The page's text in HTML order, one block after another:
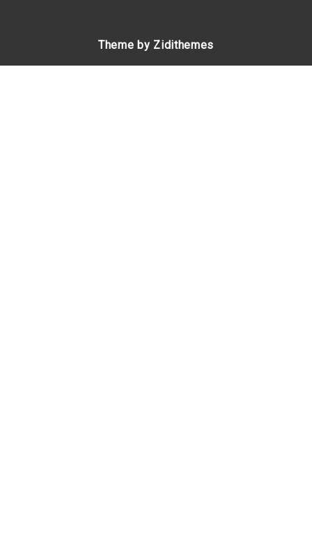
Theme by Zidithemes